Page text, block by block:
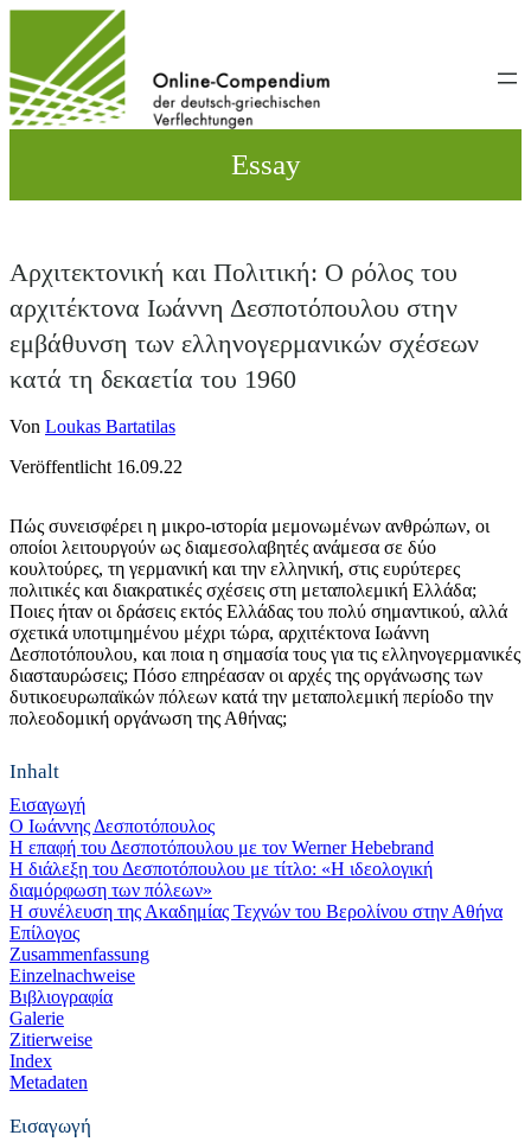
wechseln
Essay
Αρχιτεκτονική και Πολιτική: O ρόλος του
αρχιτέκτονα Ιωάννη Δεσποτόπουλου στην
εμβάθυνση των ελληνογερμανικών σχέσεων
κατά τη δεκαετία του 1960
Von Loukas Bartatilas
Veröffentlicht 16.09.22
Πώς συνεισφέρει η μικρο-ιστορία μεμονωμένων ανθρώπων, οι
οποίοι λειτουργούν ως διαμεσολαβητές ανάμεσα σε δύο
κουλτούρες, τη γερμανική και την ελληνική, στις ευρύτερες
πολιτικές και διακρατικές σχέσεις στη μεταπολεμική Ελλάδα;
Ποιες ήταν οι δράσεις εκτός Ελλάδας του πολύ σημαντικού, αλλά
σχετικά υποτιμημένου μέχρι τώρα, αρχιτέκτονα Ιωάννη
Δεσποτόπουλου, και ποια η σημασία τους για τις ελληνογερμανικές
διασταυρώσεις; Πόσο επηρέασαν οι αρχές της οργάνωσης των
δυτικοευρωπαϊκών πόλεων κατά την μεταπολεμική περίοδο την
πολεοδομική οργάνωση της Αθήνας;
Inhalt
Εισαγωγή
Ο Ιωάννης Δεσποτόπουλος
Η επαφή του Δεσποτόπουλου με τον Werner Hebebrand
Η διάλεξη του Δεσποτόπουλου με τίτλο: «Η ιδεολογική
διαμόρφωση των πόλεων»
Η συνέλευση της Ακαδημίας Τεχνών του Βερολίνου στην Αθήνα
Επίλογος
Zusammenfassung
Einzelnachweise
Βιβλιογραφία
Galerie
Zitierweise
Index
Metadaten
Εισαγωγή